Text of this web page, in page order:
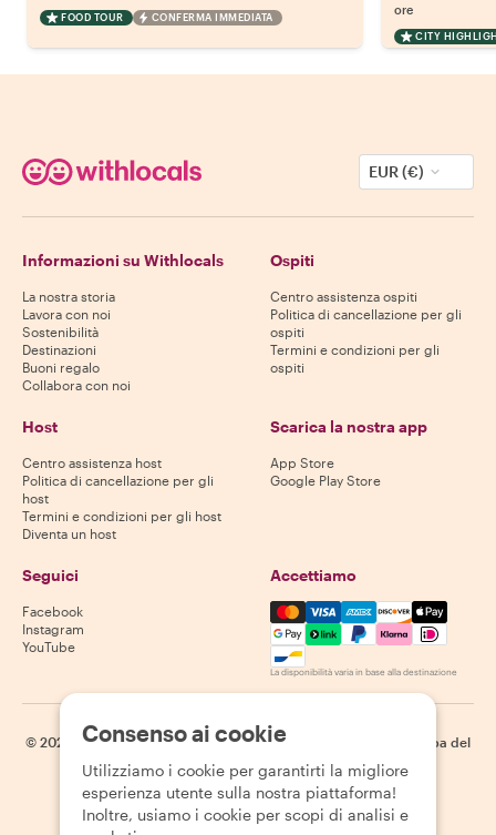
FOOD TOUR CONFERMA IMMEDIATA
ore
CITY
EUR (€)
Informazioni su Withlocals
La nostra storia
Lavora con noi
Sostenibilità
Destinazioni
Buoni regalo
Collabora con noi
Ospiti
Centro assistenza ospiti
Politica di cancellazione per gli
ospiti
Termini e condizioni per gli
ospiti
Host
Centro assistenza host
Politica di cancellazione per gli
host
Termini e condizioni per gli host
Diventa un host
Scarica la nostra app
App Store
Google Play Store
Seguici
Facebook
Instagram
YouTube
Accettiamo
Mastercard, Visa, Amex,
La disponibilità varia in base alla destinazione
© 2026 Withlocals.com | Informativa sulla privacy
Mappa del
Consenso ai cookie
Utilizziamo i cookie per garantirti la migliore
esperienza utente sulla nostra piattaforma!
Inoltre, usiamo i cookie per scopi di analisi e